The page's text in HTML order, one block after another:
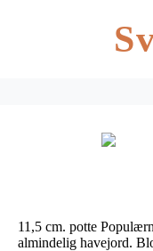
11,5 cm. potte
almindelig havejord.